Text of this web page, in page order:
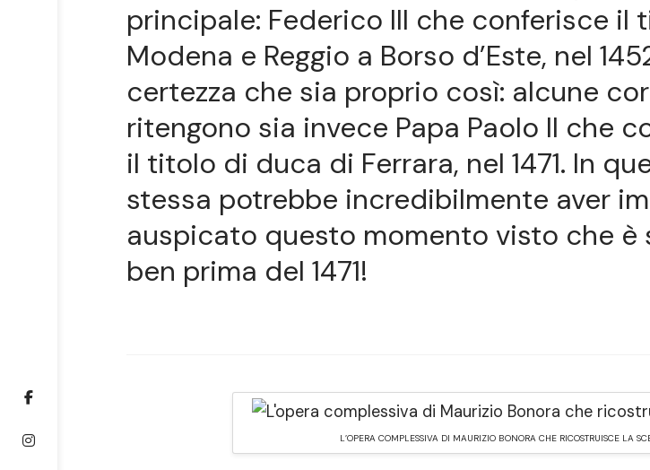
principale: Federico III che conferisce il
Modena e Reggio a Borso d’Este, nel
certezza che sia proprio così: alcune
ritengono sia invece Papa Paolo II che
il titolo di duca di Ferrara, nel 1471. In
stessa potrebbe incredibilmente aver
auspicato questo momento visto che
ben prima del 1471!
L’OPERA COMPLESSIVA DI MAURIZIO BONORA CHE RICOSTRUISCE LA